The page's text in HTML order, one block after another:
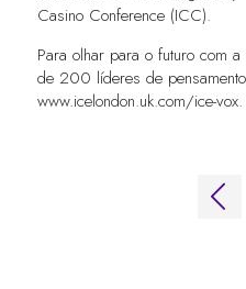
Casino Conference (ICC).
Para olhar para o futuro com
de 200 líderes de
www.icelondon.uk.com/ice-vox.